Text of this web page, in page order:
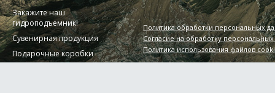
Закажите наш
гидроподъемник!
Сувенирная продукция
Подарочные коробки
Политика обработки персональных
Согласие на обработку
Политика использования файлов